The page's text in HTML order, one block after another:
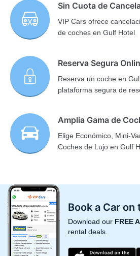
Sin Cuota de
VIP Cars ofrece
de coches en Gulf Hotel
Reserva Segura
Reserva un coche en
plataforma segura de
Amplia Gama de
Elige Económico, Mini-
Coches de Lujo en Gulf
Book a Car on
Download our FREE
rental deals.